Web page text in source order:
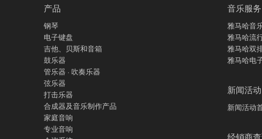
产品
钢琴
电子键盘
吉他、贝斯和音箱
鼓乐器
管乐器 · 吹奏乐器
弦乐器
打击乐器
合成器及音乐制作产品
家庭音响
专业音响
音乐服务
雅马哈音
雅马哈流
雅马哈双
雅马哈电
新闻活动
新闻活动
经销商